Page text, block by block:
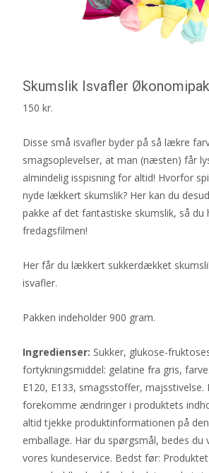
Skumslik Isvafler
150 kr.
Disse små isvafler byder på så lækre
smagsoplevelser, at man (næsten) får
almindelig isspisning for altid! Hvorfor
nyde lækkert skumslik? Her kan du
pakke af det fantastiske skumslik, så du
fredagsfilmen!
Her får du lækkert sukkerdækket
isvafler.
Pakken indeholder 900 gram.
Ingredienser: Sukker, glukose-
fortykningsmiddel: gelatine fra gris,
E120, E133, smagsstoffer, majsstivelse.
forekomme ændringer i produktets
altid tjekke produktinformationen på
emballage. Har du spørgsmål, bedes du
vores kundeservice. Bedst før: